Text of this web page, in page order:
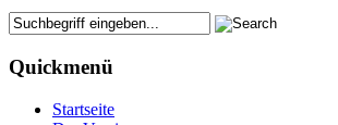
Quickmenü
Startseite